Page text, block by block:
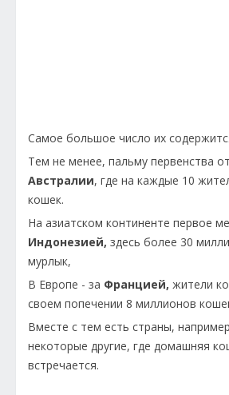
Самое большое число их
Тем не менее, пальму первенства
Австралии, где на каждые 10
кошек.
На азиатском континенте первое
Индонезией, здесь более 30
мурлык,
В Европе - за Францией, жители
своем попечении 8 миллионов
Вместе с тем есть страны,
некоторые другие, где домашняя
встречается.